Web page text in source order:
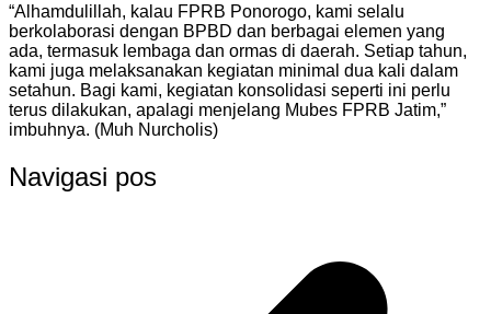
“Alhamdulillah, kalau FPRB Ponorogo, kami selalu
berkolaborasi dengan BPBD dan berbagai elemen yang
ada, termasuk lembaga dan ormas di daerah. Setiap tahun,
kami juga melaksanakan kegiatan minimal dua kali dalam
setahun. Bagi kami, kegiatan konsolidasi seperti ini perlu
terus dilakukan, apalagi menjelang Mubes FPRB Jatim,”
imbuhnya. (Muh Nurcholis)
Navigasi pos